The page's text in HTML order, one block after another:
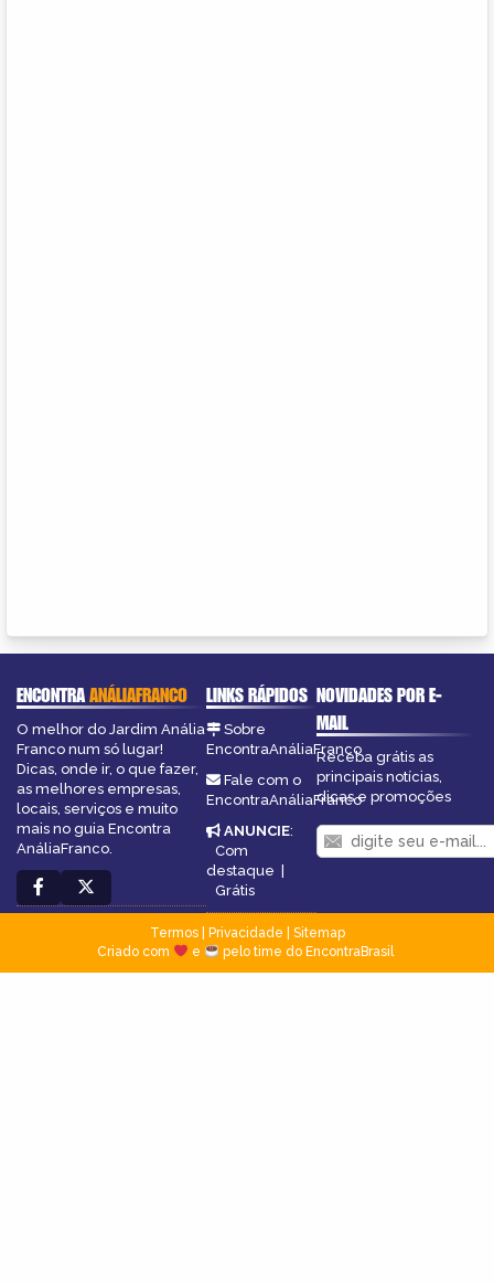
ENCONTRAANÁLIAFRANCO
O melhor do Jardim Anália
Franco num só lugar!
Dicas, onde ir, o que fazer,
as melhores empresas,
locais, serviços e muito
mais no guia Encontra
AnáliaFranco.
LINKS RÁPIDOS
Sobre
EncontraAnáliaFranco
Fale com o
EncontraAnáliaFranco
ANUNCIE:
Com
destaque |
Grátis
NOVIDADES POR E-
MAIL
Receba grátis as
principais notícias,
dicas e promoções
Termos| Privacidade
Sitemap
Criado com
e pelo time do EncontraBrasil